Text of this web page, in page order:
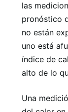
las
pronóstico
no están
uno está
índice de
alto de lo
Una